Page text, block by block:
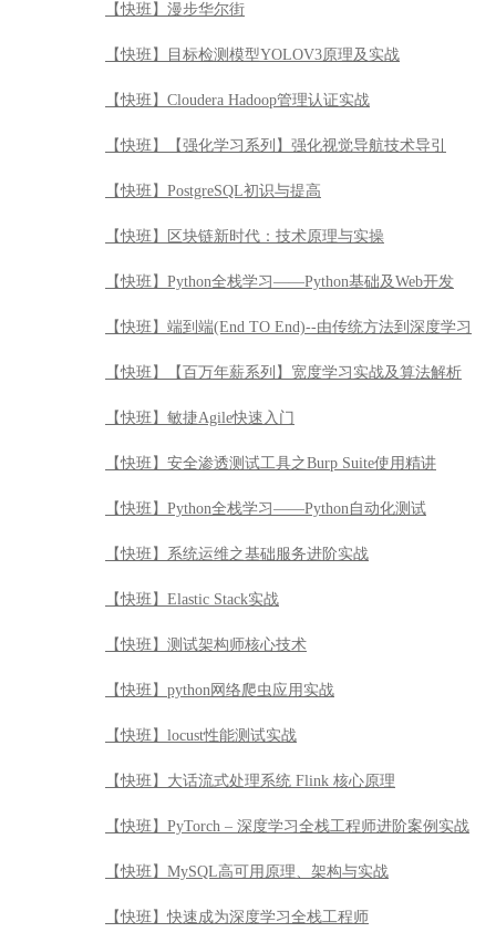
【快班】漫步华尔街
【快班】目标检测模型YOLOV3原理及实战
【快班】Cloudera Hadoop管理认证实战
【快班】【强化学习系列】强化视觉导航技术导引
【快班】PostgreSQL初识与提高
【快班】区块链新时代：技术原理与实操
【快班】Python全栈学习——Python基础及Web开发
【快班】端到端(End TO End)--由传统方法到深度学习
【快班】【百万年薪系列】宽度学习实战及算法解析
【快班】敏捷Agile快速入门
【快班】安全渗透测试工具之Burp Suite使用精讲
【快班】Python全栈学习——Python自动化测试
【快班】系统运维之基础服务进阶实战
【快班】Elastic Stack实战
【快班】测试架构师核心技术
【快班】python网络爬虫应用实战
【快班】locust性能测试实战
【快班】大话流式处理系统 Flink 核心原理
【快班】PyTorch – 深度学习全栈工程师进阶案例实战
【快班】MySQL高可用原理、架构与实战
【快班】快速成为深度学习全栈工程师